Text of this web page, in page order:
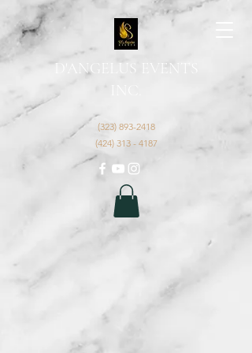
D'ANGELUS EVENTS
(323) 893-2418
(424) 313 - 4187